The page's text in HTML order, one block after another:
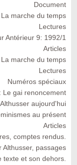
Document
La marche du temps
Lectures
Antérieur 9: 1992/1
Articles
La marche du temps
Lectures
Numéros spéciaux
Le gai renoncement
aujourd'hui
au présent
Articles
comptes rendus.
Althusser, passages
texte et son dehors.